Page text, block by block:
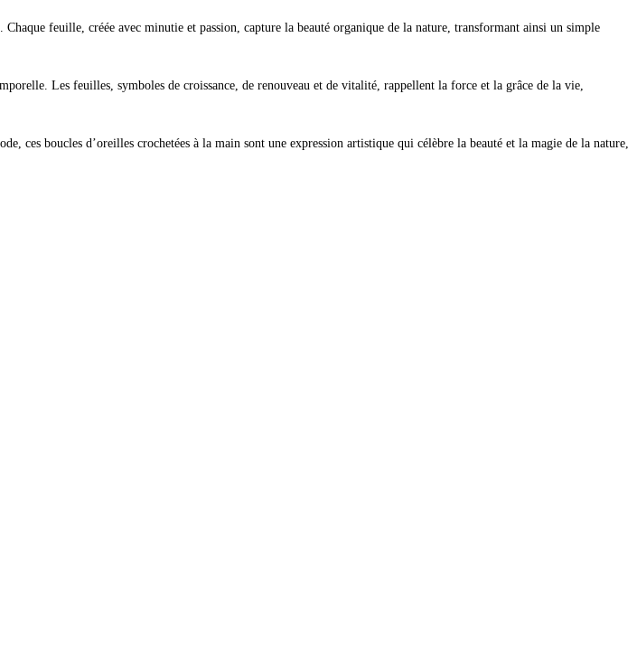
feuille, créée avec minutie et passion, capture la beauté organique de la nature, transformant ainsi un simple
Les feuilles, symboles de croissance, de renouveau et de vitalité, rappellent la force et la grâce de la vie,
ces boucles d’oreilles crochetées à la main sont une expression artistique qui célèbre la beauté et la magie de la nature,